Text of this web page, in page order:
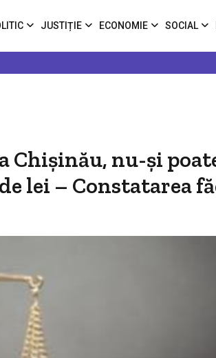
JUSTIȚIE ECONOMIE SOCIAL
Chişinău, nu-și
lei – Constatarea